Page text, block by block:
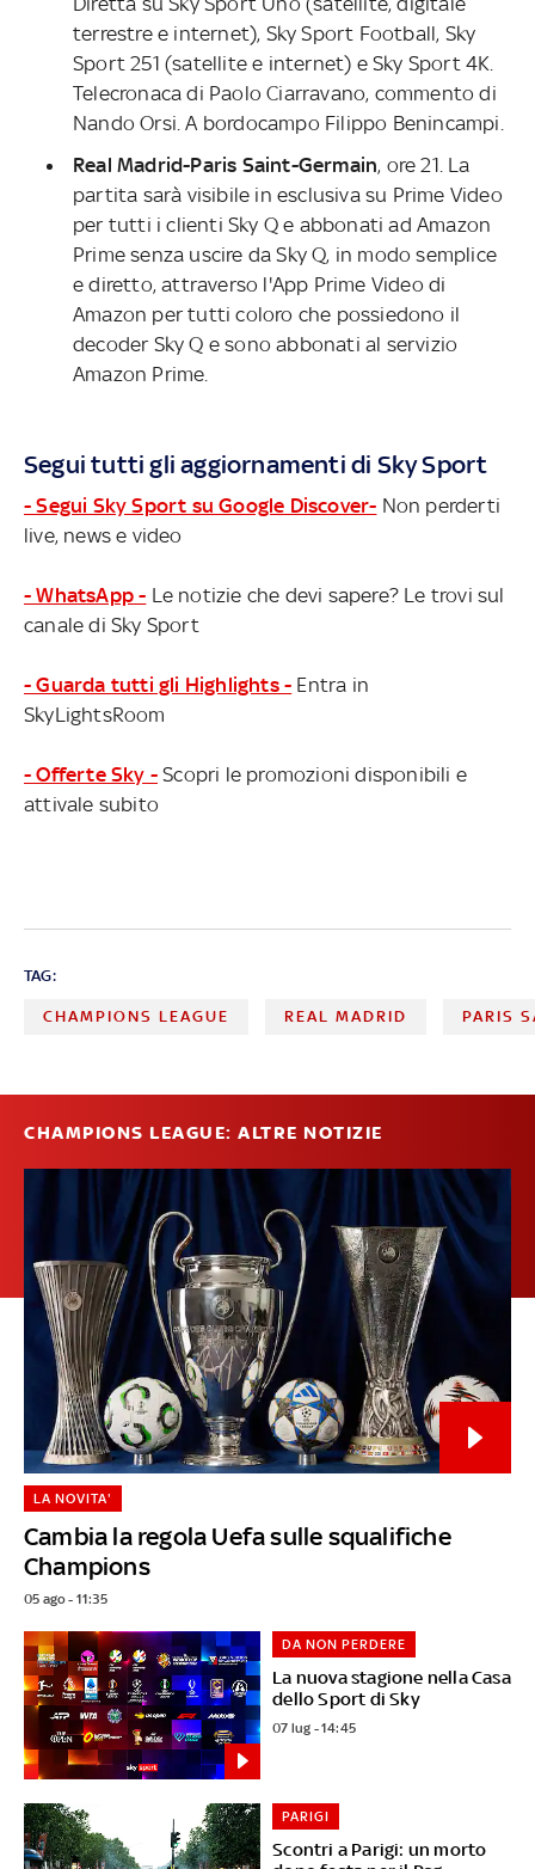
terrestre e internet), Sky Sport Football, Sky
Sport 251 (satellite e internet) e Sky Sport 4K.
Telecronaca di Paolo Ciarravano, commento di
Nando Orsi. A bordocampo Filippo Benincampi.
Real Madrid-Paris Saint-Germain, ore 21. La
partita sarà visibile in esclusiva su Prime Video
per tutti i clienti Sky Q e abbonati ad Amazon
Prime senza uscire da Sky Q, in modo semplice
e diretto, attraverso l'App Prime Video di
Amazon per tutti coloro che possiedono il
decoder Sky Q e sono abbonati al servizio
Amazon Prime.
Segui tutti gli aggiornamenti di Sky Sport
- Segui Sky Sport su Google Discover- Non perderti
live, news e video
- WhatsApp - Le notizie che devi sapere? Le trovi sul
canale di Sky Sport
- Guarda tutti gli Highlights - Entra in
SkyLightsRoom
- Offerte Sky - Scopri le promozioni disponibili e
attivale subito
TAG:
CHAMPIONS LEAGUE REAL MADRID PARIS
CHAMPIONS LEAGUE: ALTRE NOTIZIE
Cambia la regola Uefa sulle squalifiche
Champions
LA NOVITA'
05 ago - 11:35
La nuova stagione nella Casa
dello Sport di Sky
DA NON PERDERE
07 lug - 14:45
Scontri a Parigi: un morto
PARIGI